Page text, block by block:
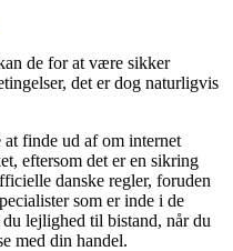
de for at være sikker
det er dog naturligvis
finde ud af om internet
eftersom det er en sikring
danske regler, foruden
som er inde i de
lejlighed til bistand, når du
med din handel.